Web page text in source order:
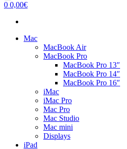
0 0,00€
Mac
MacBook Air
MacBook Pro
MacBook Pro 13″
MacBook Pro 14″
MacBook Pro 16″
iMac
iMac Pro
Mac Pro
Mac Studio
Mac mini
Displays
iPad